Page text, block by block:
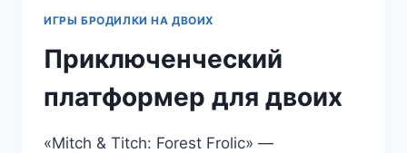
ИГРЫ БРОДИЛКИ НА ДВОИХ
Приключенческий
платформер для двоих
«Mitch & Titch: Forest Frolic» —